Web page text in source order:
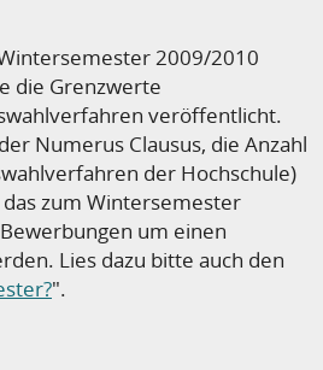
2009/2010
die Grenzwerte
veröffentlicht.
Numerus Clausus, die Anzahl
der Hochschule)
zum Wintersemester
um einen
Lies dazu bitte auch den
".